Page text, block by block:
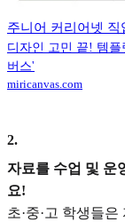
주니어 커리어넷 직
디자인 고민 끝! 템
버스'
miricanvas.com
2.
자료를 수업 및 운
요!
초·중·고 학생들